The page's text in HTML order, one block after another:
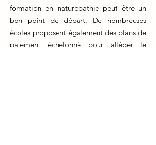
formation en naturopathie peut être un
bon point de départ. De nombreuses
écoles proposent également des plans de
paiement échelonné pour alléger le